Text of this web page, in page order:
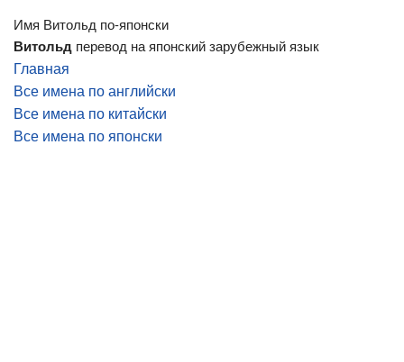
Имя Витольд по-японски
Витольд перевод на японский зарубежный язык
Главная
Все имена по английски
Все имена по китайски
Все имена по японски